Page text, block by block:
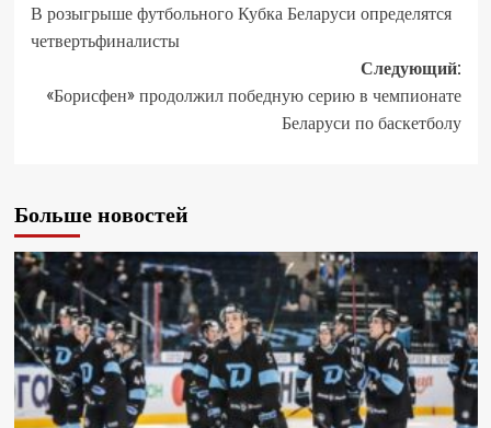
В розыгрыше футбольного Кубка Беларуси определятся
четвертьфиналисты
Следующий:
«Борисфен» продолжил победную серию в чемпионате
Беларуси по баскетболу
Больше новостей